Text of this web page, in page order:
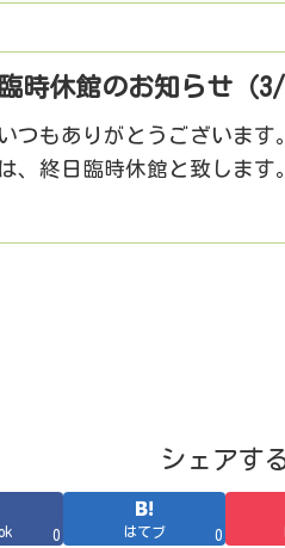
臨時休館のお知らせ（
いつもありがとうございます
は、終日臨時休館と致します
シェアす
0 はてブ 0